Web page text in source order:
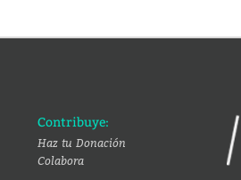
Contribuye:
Haz tu Donación
Colabora